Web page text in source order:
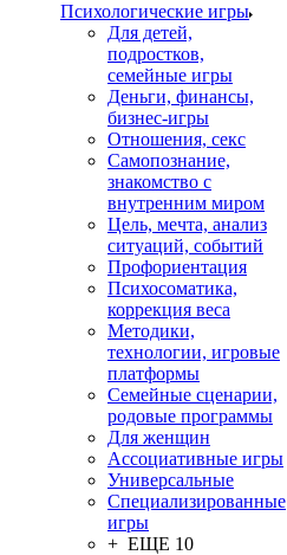
Психологические игры
Для детей,
подростков,
семейные игры
Деньги, финансы,
бизнес-игры
Отношения, секс
Самопознание,
знакомство с
внутренним миром
Цель, мечта, анализ
ситуаций, событий
Профориентация
Психосоматика,
коррекция веса
Методики,
технологии, игровые
платформы
Семейные сценарии,
родовые программы
Для женщин
Ассоциативные игры
Универсальные
Специализированные
игры
+ ЕЩЕ 10